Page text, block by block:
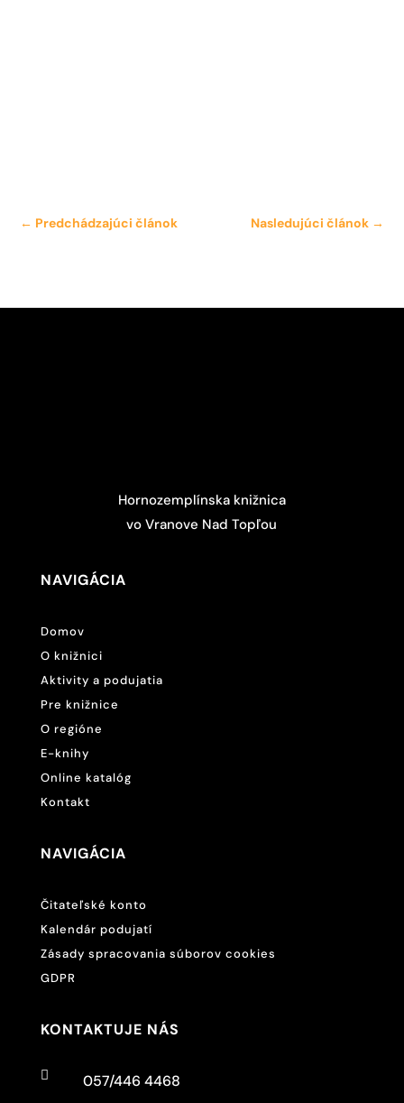
← Predchádzajúci článok Nasledujúci článok→
Hornozemplínska knižnica
vo Vranove Nad Topľou
NAVIGÁCIA
Domov
O knižnici
Aktivity a podujatia
Pre knižnice
O regióne
E-knihy
Online katalóg
Kontakt
NAVIGÁCIA
Čitateľské konto
Kalendár podujatí
Zásady spracovania súborov cookies
GDPR
KONTAKTUJE NÁS
 057/446 4468